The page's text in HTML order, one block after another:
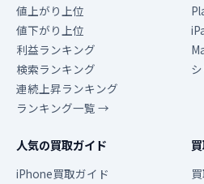
値上がり上位
値下がり上位
利益ランキング
検索ランキング
連続上昇ランキング
ランキング一覧 →
人気の買取ガイド
iPhone買取ガイド